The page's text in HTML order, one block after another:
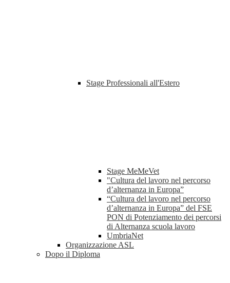
Stage Professionali all'Estero
Stage MeMeVet
"Cultura del lavoro nel percorso
d’alternanza in Europa”
“Cultura del lavoro nel percorso
d’alternanza in Europa” del FSE
PON di Potenziamento dei percorsi
di Alternanza scuola lavoro
UmbriaNet
Organizzazione ASL
Dopo il Diploma